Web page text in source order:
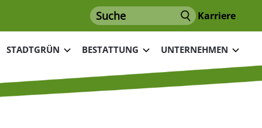
Suche Karriere
STADTGRÜN BESTATTUNG UNTERNEHMEN